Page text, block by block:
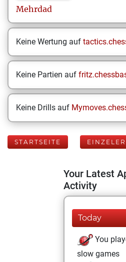
Mehrdad
Keine Wertung auf
Keine Partien auf
Keine Drills auf
STARTSEITE
Your Latest
Activity
Today
You
slow games